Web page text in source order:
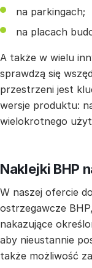
na parkingach;
na placach
A także w wielu
sprawdzą się
przestrzeni jest
wersje produktu:
wielokrotnego
Naklejki BHP
W naszej ofercie
ostrzegawcze
nakazujące
aby nieustannie
także możliwość